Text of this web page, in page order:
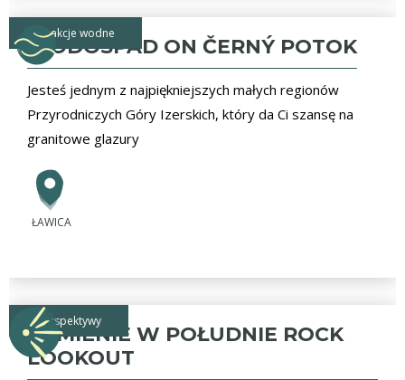
atrakcje wodne
WODOSPAD ON ČERNÝ POTOK
Jesteś jednym z najpiękniejszych małych regionów
Przyrodniczych Góry Izerskich, który da Ci szansę na
granitowe glazury
ŁAWICA
perspektywy
KAMIENIE W POŁUDNIE ROCK
LOOKOUT